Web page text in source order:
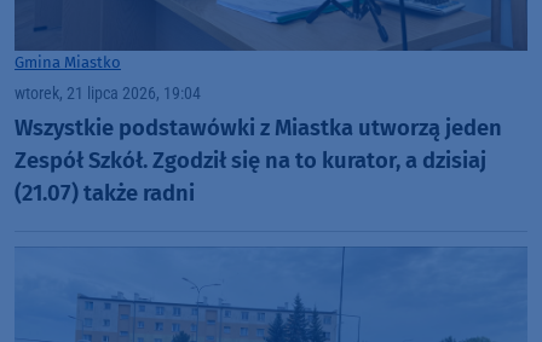
Gmina Miastko
wtorek, 21 lipca 2026, 19:04
Wszystkie podstawówki z Miastka utworzą jeden
Zespół Szkół. Zgodził się na to kurator, a dzisiaj
(21.07) także radni